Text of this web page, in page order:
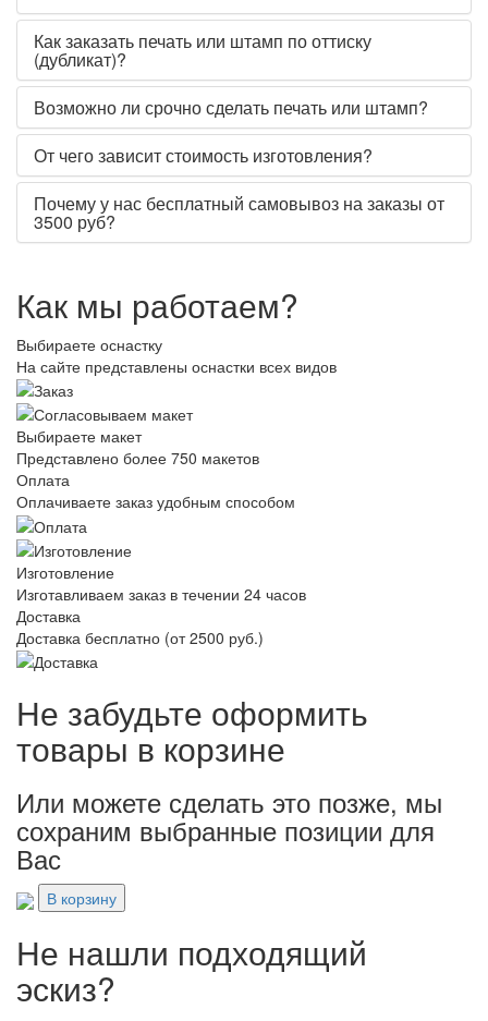
Как заказать печать или штамп по оттиску
(дубликат)?
Возможно ли срочно сделать печать или штамп?
От чего зависит стоимость изготовления?
Почему у нас бесплатный самовывоз на заказы от
3500 руб?
Как мы работаем?
Выбираете оснастку
На сайте представлены оснастки всех видов
Выбираете макет
Представлено более 750 макетов
Оплата
Оплачиваете заказ удобным способом
Изготовление
Изготавливаем заказ в течении 24 часов
Доставка
Доставка бесплатно (от 2500 руб.)
Не забудьте оформить
товары в корзине
Или можете сделать это позже, мы
сохраним выбранные позиции для
Вас
В корзину
Не нашли подходящий
эскиз?